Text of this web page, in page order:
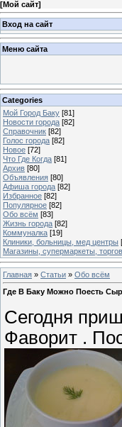
[Мой сайт]
Вход на сайт
Меню сайта
Categories
Мой Город Баку [81]
Новости города [82]
Справочник [82]
Голос города [82]
Новое [72]
Что Где Когда [81]
Архив [80]
Объявления [80]
Афиша города [82]
Избранное [82]
Популярное [82]
Обо всём [83]
Жизнь города [82]
Коммуналка [19]
Клиники, больницы, мед центры
Магазины, супермаркеты,
Главная » Статьи » Обо всём
Где В Баку Можно Поесть
Сегодня
Фаворит .